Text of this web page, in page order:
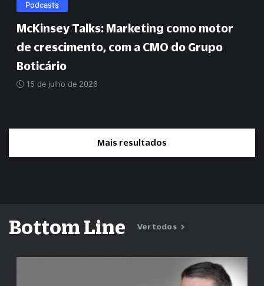
Podcasts
McKinsey Talks: Marketing como motor
de crescimento, com a CMO do Grupo
Boticário
15 de julho de 2026
Mais resultados
Bottom Line Ver todos